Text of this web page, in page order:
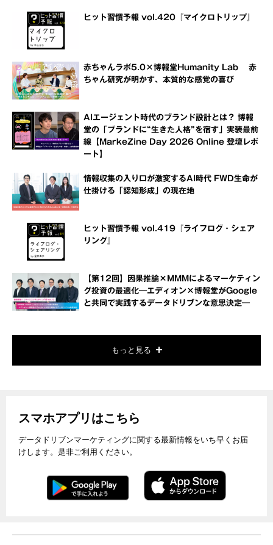
ヒット習慣予報 vol.420『マイクロトリップ』
赤ちゃんラボ5.0×博報堂Humanity Lab 赤
ちゃん研究が明かす、本質的な感覚の喜び
AIエージェント時代のブランド設計とは？ 博報
堂の「ブランドに“生きた人格”を宿す」実装最前
線【MarkeZine Day 2026 Online 登壇レポ
ート】
情報収集の入り口が激変するAI時代 FWD生命が
仕掛ける「認知形成」の現在地
ヒット習慣予報 vol.419『ライフログ・シェア
リング』
【第12回】因果推論×MMMによるマーケティン
グ投資の最適化―エディオン×博報堂がGoogle
と共同で実践するデータドリブンな意思決定―
もっと見る
スマホアプリはこちら
データドリブンマーケティングに関する最新情報をいち早くお届
けします。是非ご利用ください。